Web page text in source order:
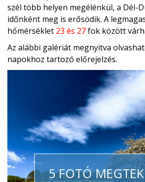
szél több helyen megélénkül, a Dél-
időnként meg is erősödik. A
hőmérséklet 23 és 27fok között
Az alábbi galériát megnyitva
napokhoz tartozó előrejelzés.
5 FOTÓ